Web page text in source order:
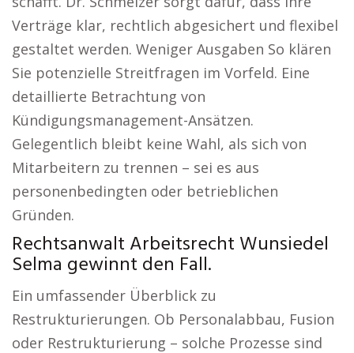
Verträge klar, rechtlich abgesichert und flexibel
gestaltet werden. Weniger Ausgaben So klären
Sie potenzielle Streitfragen im Vorfeld. Eine
detaillierte Betrachtung von
Kündigungsmanagement-Ansätzen.
Gelegentlich bleibt keine Wahl, als sich von
Mitarbeitern zu trennen – sei es aus
personenbedingten oder betrieblichen
Gründen.
Rechtsanwalt Arbeitsrecht Wunsiedel
Selma gewinnt den Fall.
Ein umfassender Überblick zu
Restrukturierungen. Ob Personalabbau, Fusion
oder Restrukturierung – solche Prozesse sind